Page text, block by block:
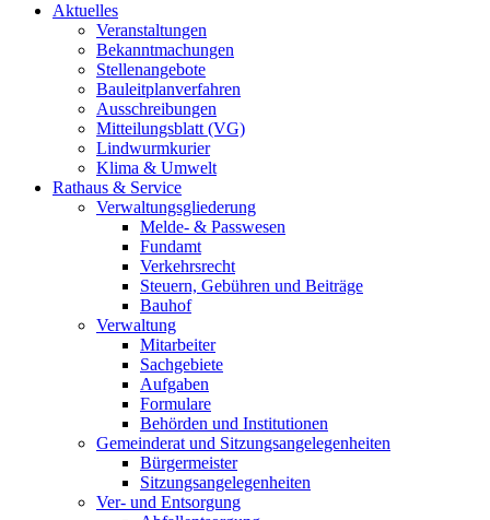
Aktuelles
Veranstaltungen
Bekanntmachungen
Stellenangebote
Bauleitplanverfahren
Ausschreibungen
Mitteilungsblatt (VG)
Lindwurmkurier
Klima & Umwelt
Rathaus & Service
Verwaltungsgliederung
Melde- & Passwesen
Fundamt
Verkehrsrecht
Steuern, Gebühren und Beiträge
Bauhof
Verwaltung
Mitarbeiter
Sachgebiete
Aufgaben
Formulare
Behörden und Institutionen
Gemeinderat und Sitzungsangelegenheiten
Bürgermeister
Sitzungsangelegenheiten
Ver- und Entsorgung